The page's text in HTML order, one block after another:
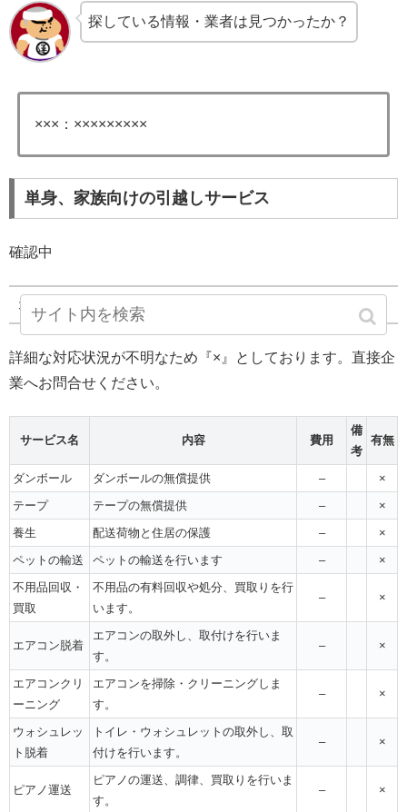
探している情報・業者は見つかったか？
×××：×××××××××
単身、家族向けの引越しサービス
確認中
オプションサービス
詳細な対応状況が不明なため『×』としております。直接企
業へお問合せください。
サービス名 内容 費用
備
考
有無
ダンボール ダンボールの無償提供 –
×
テープ
テープの無償提供 –
×
養生
配送荷物と住居の保護 –
×
ペットの輸送
ペットの輸送を行います –
×
不用品回収・
買取
不用品の有料回収や処分、買取りを行
います。
– ×
エアコン脱着
エアコンの取外し、取付けを行いま
す。
– ×
エアコンクリ
ーニング
エアコンを掃除・クリーニングしま
す。
– ×
ウォシュレッ
ト脱着
トイレ・ウォシュレットの取外し、取
付けを行います。
– ×
ピアノ運送
ピアノの運送、調律、買取りを行いま
す。
– ×